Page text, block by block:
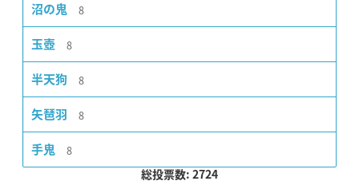
沼の鬼 8
玉壺 8
半天狗 8
矢琶羽 8
手鬼 8
総投票数: 2724